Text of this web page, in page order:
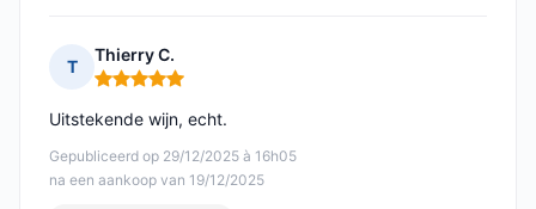
T
Thierry C.
Opmerking: 5 van 5
Gepubliceerd op 29/12/2025 à 16h05
na een aankoop van 19/12/2025
Uitstekende wijn, echt.